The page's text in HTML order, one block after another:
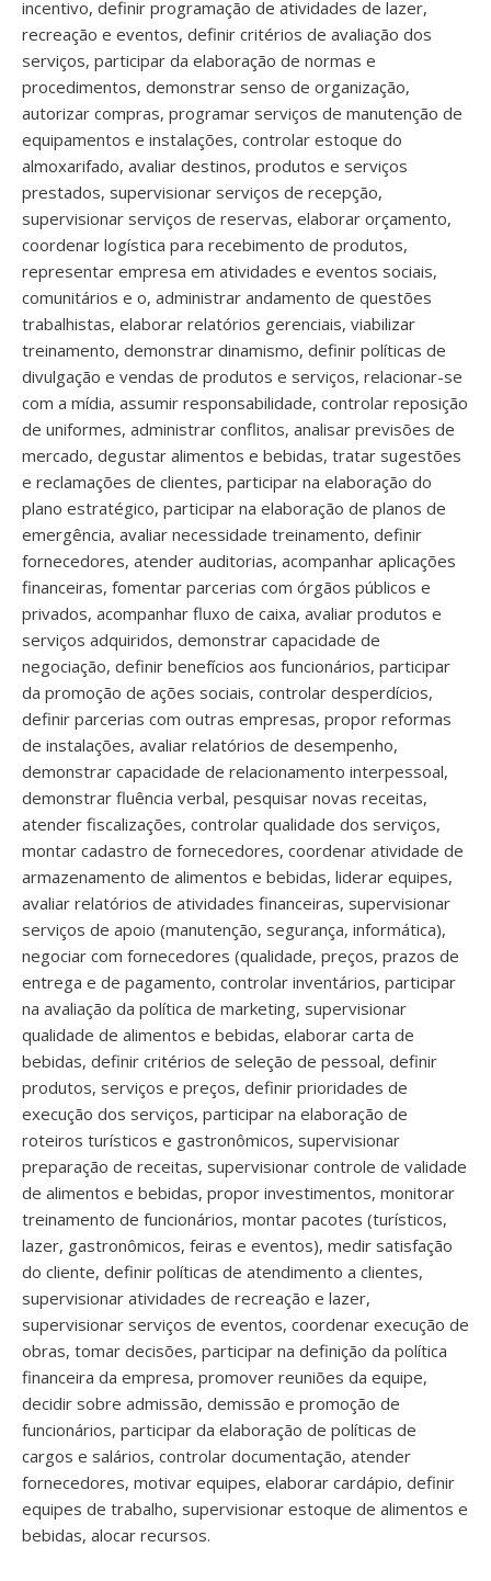
incentivo, definir programação de atividades de lazer,
recreação e eventos, definir critérios de avaliação dos
serviços, participar da elaboração de normas e
procedimentos, demonstrar senso de organização,
autorizar compras, programar serviços de manutenção de
equipamentos e instalações, controlar estoque do
almoxarifado, avaliar destinos, produtos e serviços
prestados, supervisionar serviços de recepção,
supervisionar serviços de reservas, elaborar orçamento,
coordenar logística para recebimento de produtos,
representar empresa em atividades e eventos sociais,
comunitários e o, administrar andamento de questões
trabalhistas, elaborar relatórios gerenciais, viabilizar
treinamento, demonstrar dinamismo, definir políticas de
divulgação e vendas de produtos e serviços, relacionar-se
com a mídia, assumir responsabilidade, controlar reposição
de uniformes, administrar conflitos, analisar previsões de
mercado, degustar alimentos e bebidas, tratar sugestões
e reclamações de clientes, participar na elaboração do
plano estratégico, participar na elaboração de planos de
emergência, avaliar necessidade treinamento, definir
fornecedores, atender auditorias, acompanhar aplicações
financeiras, fomentar parcerias com órgãos públicos e
privados, acompanhar fluxo de caixa, avaliar produtos e
serviços adquiridos, demonstrar capacidade de
negociação, definir benefícios aos funcionários, participar
da promoção de ações sociais, controlar desperdícios,
definir parcerias com outras empresas, propor reformas
de instalações, avaliar relatórios de desempenho,
demonstrar capacidade de relacionamento interpessoal,
demonstrar fluência verbal, pesquisar novas receitas,
atender fiscalizações, controlar qualidade dos serviços,
montar cadastro de fornecedores, coordenar atividade de
armazenamento de alimentos e bebidas, liderar equipes,
avaliar relatórios de atividades financeiras, supervisionar
serviços de apoio (manutenção, segurança, informática),
negociar com fornecedores (qualidade, preços, prazos de
entrega e de pagamento, controlar inventários, participar
na avaliação da política de marketing, supervisionar
qualidade de alimentos e bebidas, elaborar carta de
bebidas, definir critérios de seleção de pessoal, definir
produtos, serviços e preços, definir prioridades de
execução dos serviços, participar na elaboração de
roteiros turísticos e gastronômicos, supervisionar
preparação de receitas, supervisionar controle de validade
de alimentos e bebidas, propor investimentos, monitorar
treinamento de funcionários, montar pacotes (turísticos,
lazer, gastronômicos, feiras e eventos), medir satisfação
do cliente, definir políticas de atendimento a clientes,
supervisionar atividades de recreação e lazer,
supervisionar serviços de eventos, coordenar execução de
obras, tomar decisões, participar na definição da política
financeira da empresa, promover reuniões da equipe,
decidir sobre admissão, demissão e promoção de
funcionários, participar da elaboração de políticas de
cargos e salários, controlar documentação, atender
fornecedores, motivar equipes, elaborar cardápio, definir
equipes de trabalho, supervisionar estoque de alimentos e
bebidas, alocar recursos.